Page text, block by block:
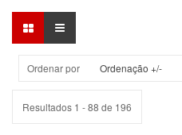
Ordenar por Ordenação +/-
Resultados 1 - 88 de 196